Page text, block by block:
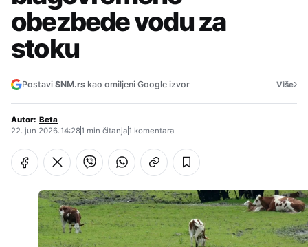
obezbede vodu za
stoku
Postavi SNM.rs kao omiljeni Google izvor Više›
Autor: Beta
22. jun 2026.14:281 min čitanja1 komentara